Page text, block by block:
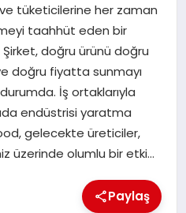
tüketicilerine her zaman
taahhüt eden bir
Şirket, doğru ürünü doğru
doğru fiyatta sunmayı
İş ortaklarıyla
endüstrisi yaratma
gelecekte üreticiler,
üzerinde olumlu bir etki…
Paylaş